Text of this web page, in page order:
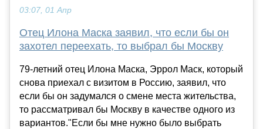
03:07, 01 Апр
Отец Илона Маска заявил, что если бы он
захотел переехать, то выбрал бы Москву
79-летний отец Илона Маска, Эррол Маск, который
снова приехал с визитом в Россию, заявил, что
если бы он задумался о смене места жительства,
то рассматривал бы Москву в качестве одного из
вариантов."Если бы мне нужно было выбрать